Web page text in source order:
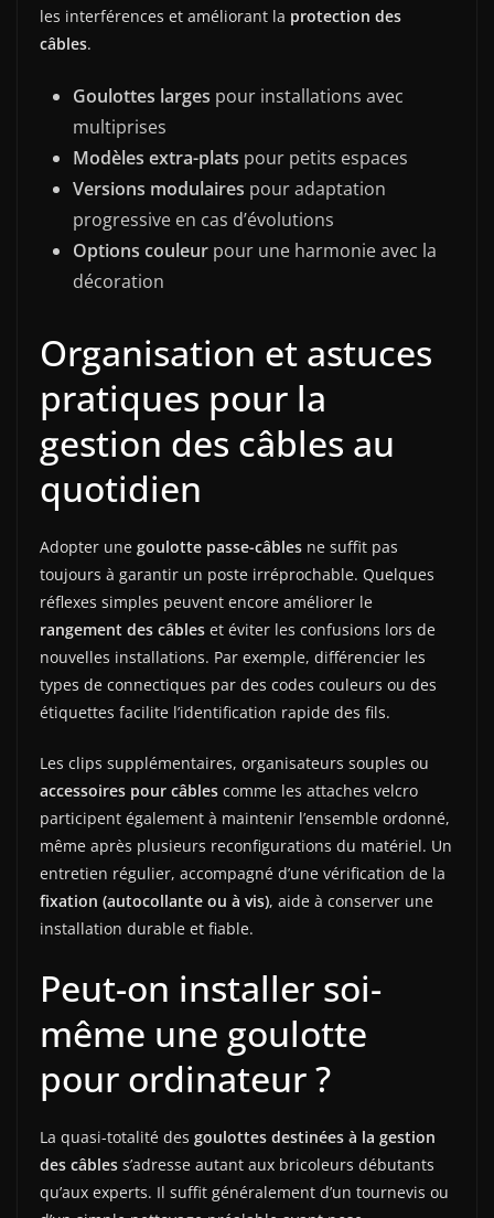
les interférences et améliorant la protection des
câbles.
Goulottes larges pour installations avec
multiprises
Modèles extra-plats pour petits espaces
Versions modulaires pour adaptation
progressive en cas d’évolutions
Options couleur pour une harmonie avec la
décoration
Organisation et astuces
pratiques pour la
gestion des câbles au
quotidien
Adopter une goulotte passe-câbles ne suffit pas
toujours à garantir un poste irréprochable. Quelques
réflexes simples peuvent encore améliorer le
rangement des câbles et éviter les confusions lors de
nouvelles installations. Par exemple, différencier les
types de connectiques par des codes couleurs ou des
étiquettes facilite l’identification rapide des fils.
Les clips supplémentaires, organisateurs souples ou
accessoires pour câbles comme les attaches velcro
participent également à maintenir l’ensemble ordonné,
même après plusieurs reconfigurations du matériel. Un
entretien régulier, accompagné d’une vérification de la
fixation (autocollante ou à vis), aide à conserver une
installation durable et fiable.
Peut-on installer soi-
même une goulotte
pour ordinateur ?
La quasi-totalité des goulottes destinées à la gestion
des câbles s’adresse autant aux bricoleurs débutants
qu’aux experts. Il suffit généralement d’un tournevis ou